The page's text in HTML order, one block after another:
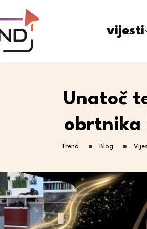
vijesti
Unatoč
obrtnika
Trend Blog